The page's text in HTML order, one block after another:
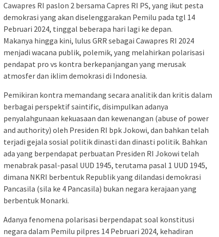
Cawapres RI paslon 2 bersama Capres RI PS, yang ikut pesta
demokrasi yang akan diselenggarakan Pemilu pada tgl 14
Pebruari 2024, tinggal beberapa hari lagi ke depan.
Makanya hingga kini, lulus GRR sebagai Cawapres RI 2024
menjadi wacana publik, polemik, yang melahirkan polarisasi
pendapat pro vs kontra berkepanjangan yang merusak
atmosfer dan iklim demokrasi di Indonesia.
Pemikiran kontra memandang secara analitik dan kritis dalam
berbagai perspektif saintific, disimpulkan adanya
penyalahgunaan kekuasaan dan kewenangan (abuse of power
and authority) oleh Presiden RI bpk Jokowi, dan bahkan telah
terjadi gejala sosial politik dinasti dan dinasti politik. Bahkan
ada yang berpendapat perbuatan Presiden RI Jokowi telah
menabrak pasal-pasal UUD 1945, terutama pasal 1 UUD 1945,
dimana NKRI berbentuk Republik yang dilandasi demokrasi
Pancasila (sila ke 4 Pancasila) bukan negara kerajaan yang
berbentuk Monarki.
Adanya fenomena polarisasi berpendapat soal konstitusi
negara dalam Pemilu pilpres 14 Pebruari 2024, kehadiran